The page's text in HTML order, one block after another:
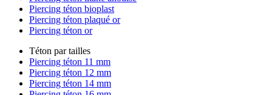
Piercing téton bioplast
Piercing téton plaqué or
Piercing téton or
Téton par tailles
Piercing téton 11 mm
Piercing téton 12 mm
Piercing téton 14 mm